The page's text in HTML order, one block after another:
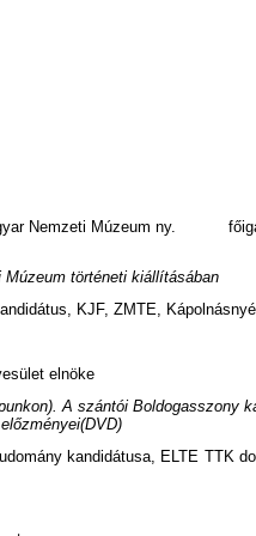
Nemzeti Múzeum ny.
történeti kiállításában
KJF, ZMTE,
elnöke
A szántói Boldogasszony
kandi­dátusa, ELTE TTK